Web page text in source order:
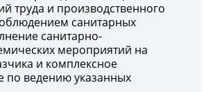
труда и производственного
санитарных
санитарно-
мероприятий на
и комплексное
по ведению указанных